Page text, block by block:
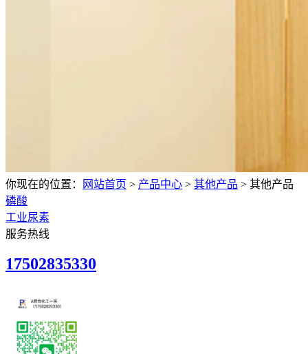
你现在的位置： 网站首页 > 产品中心 > 其他产品 > 其他产品
磷酸
工业尿素
服务热线
17502835330